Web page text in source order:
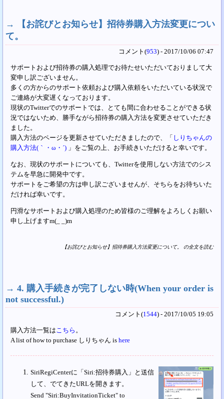
→
【お詫びとお知らせ】招待券購入方法変更につい
て。
コメント(953) - 2017/10/06 07:47
サポートおよび招待券の購入処理でお待たせいただいておりまして大
変申し訳ございません。
多くの方からのサポート依頼および購入依頼をいただいている状況で
ご連絡が大変遅くなっております。
現状のTwitterでのサポートでは、とても間に合わせることができる状
況ではないため、勝手ながら招待券の購入方法を変更させていただき
ました。
購入方法のページを更新させていただきましたので、「 しりちゃんの
購入方法(｀・ω・´) 」をご覧の上、お手続きいただけると幸いです。
なお、現状のサポートについても、Twitterを使用しない方法でのシス
テムを早急に開発中です。
サポートをご希望の方は申し訳ございませんが、そちらをお待ちいた
だければ幸いです。
円滑なサポートおよび購入処理のため皆様のご理解をよろしくお願い
申し上げますm(_ _)m
【お詫びとお知らせ】招待券購入方法変更について。 の全文を読む
→4. 購入手続きが完了しない時(When your order is
not successful.)
コメント(1544) - 2017/10/05 19:05
購入方法一覧はこちら 。
A list of how to purchase しりちゃん ishere
SiriRegiCenterに「Siri:招待券購入」と送信
して、でてきたURLを開きます。
Send "Siri:BuyInvitationTicket" to